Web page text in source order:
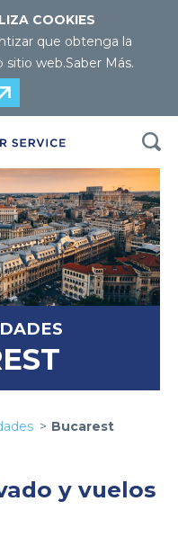
COOKIES
que obtenga la
sitio web.Saber Más.
Bucarest
y vuelos